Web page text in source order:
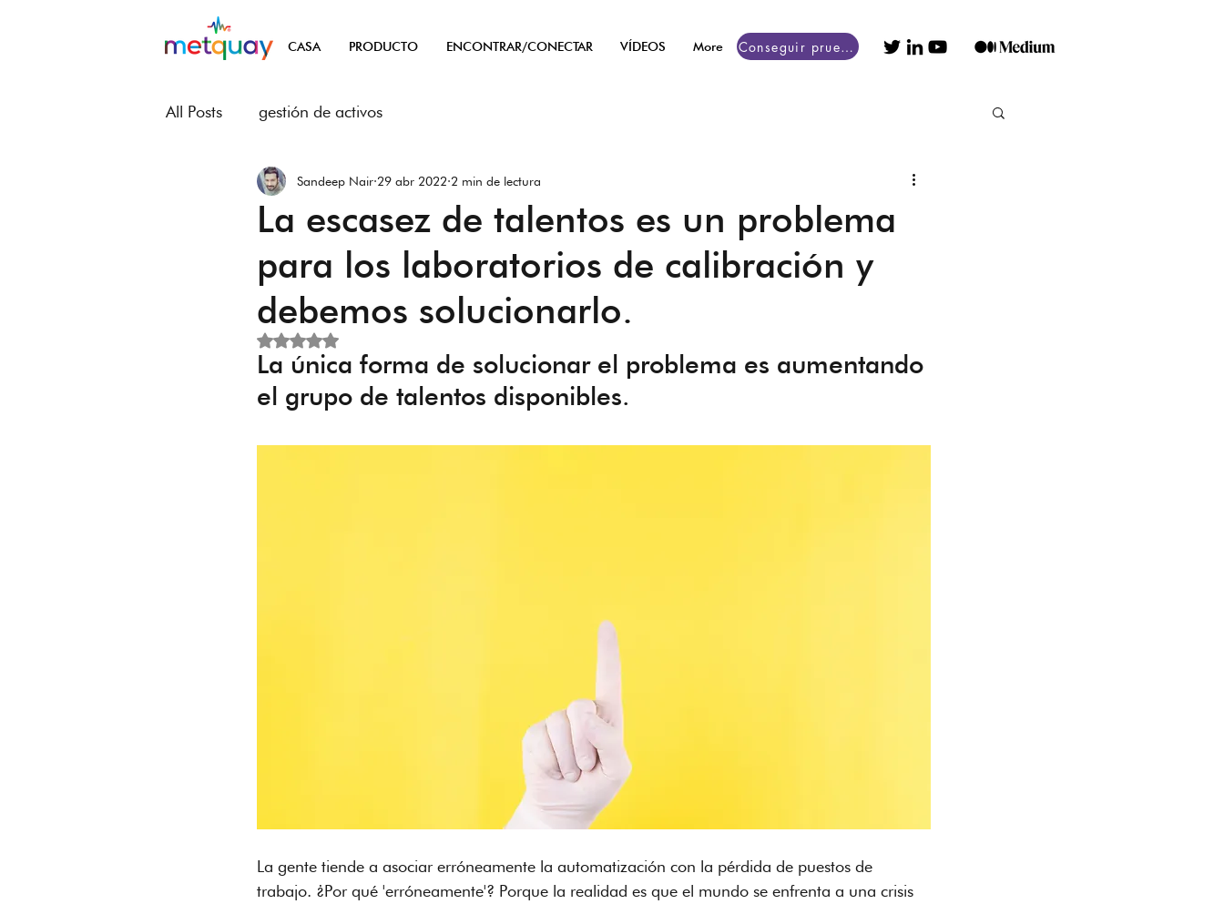
CASA PRODUCTO ENCONTRAR/CONECTAR VÍDEOS More Conseguir prueba gratuita
All Posts gestión de activos
La escasez de talentos es un problema
para los laboratorios de calibración y
debemos solucionarlo.
Sandeep Nair 29 abr 2022 2 min de lectura
Obtuvo NaN de 5 estrellas.
La única forma de solucionar el problema es aumentando
el grupo de talentos disponibles.
La gente tiende a asociar erróneamente la automatización con la pérdida de puestos de
trabajo. ¿Por qué 'erróneamente'? Porque la realidad es que el mundo se enfrenta a una crisis